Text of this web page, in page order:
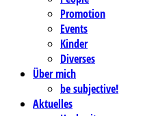
Promotion
Events
Kinder
Diverses
Über mich
be subjective!
Aktuelles